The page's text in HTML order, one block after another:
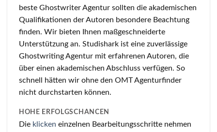
beste Ghostwriter Agentur sollten die akademischen
Qualifikationen der Autoren besondere Beachtung
finden. Wir bieten Ihnen maßgeschneiderte
Unterstützung an. Studishark ist eine zuverlässige
Ghostwriting Agentur mit erfahrenen Autoren, die
über einen akademischen Abschluss verfügen. So
schnell hätten wir ohne den OMT Agenturfinder
nicht durchstarten können.
HOHE ERFOLGSCHANCEN
Die klicken einzelnen Bearbeitungsschritte nehmen